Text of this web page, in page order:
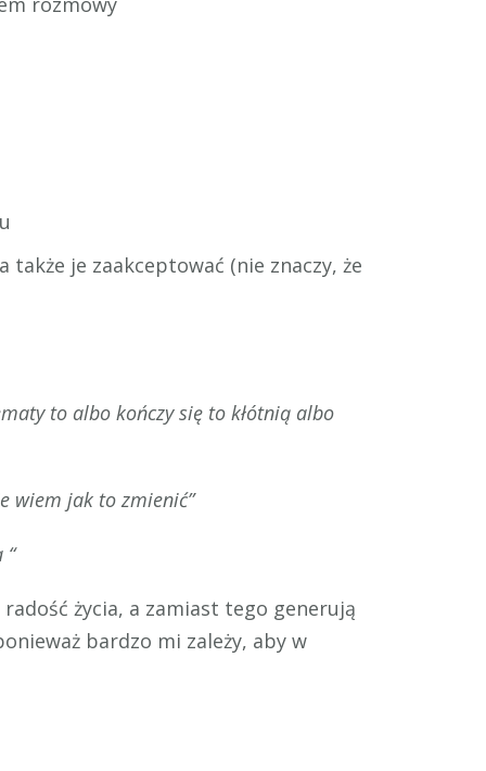
je zaakceptować (nie znaczy, że
to albo kończy się to kłótnią albo
wiem jak to zmienić”
“
życia, a zamiast tego generują
bardzo mi zależy, aby w